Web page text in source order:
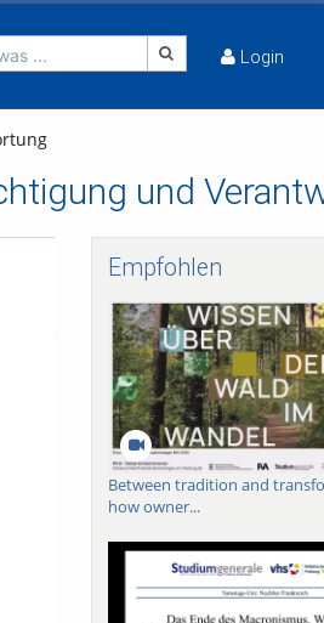
... Login
und
Empfohlen
Between tradition and
how owner...